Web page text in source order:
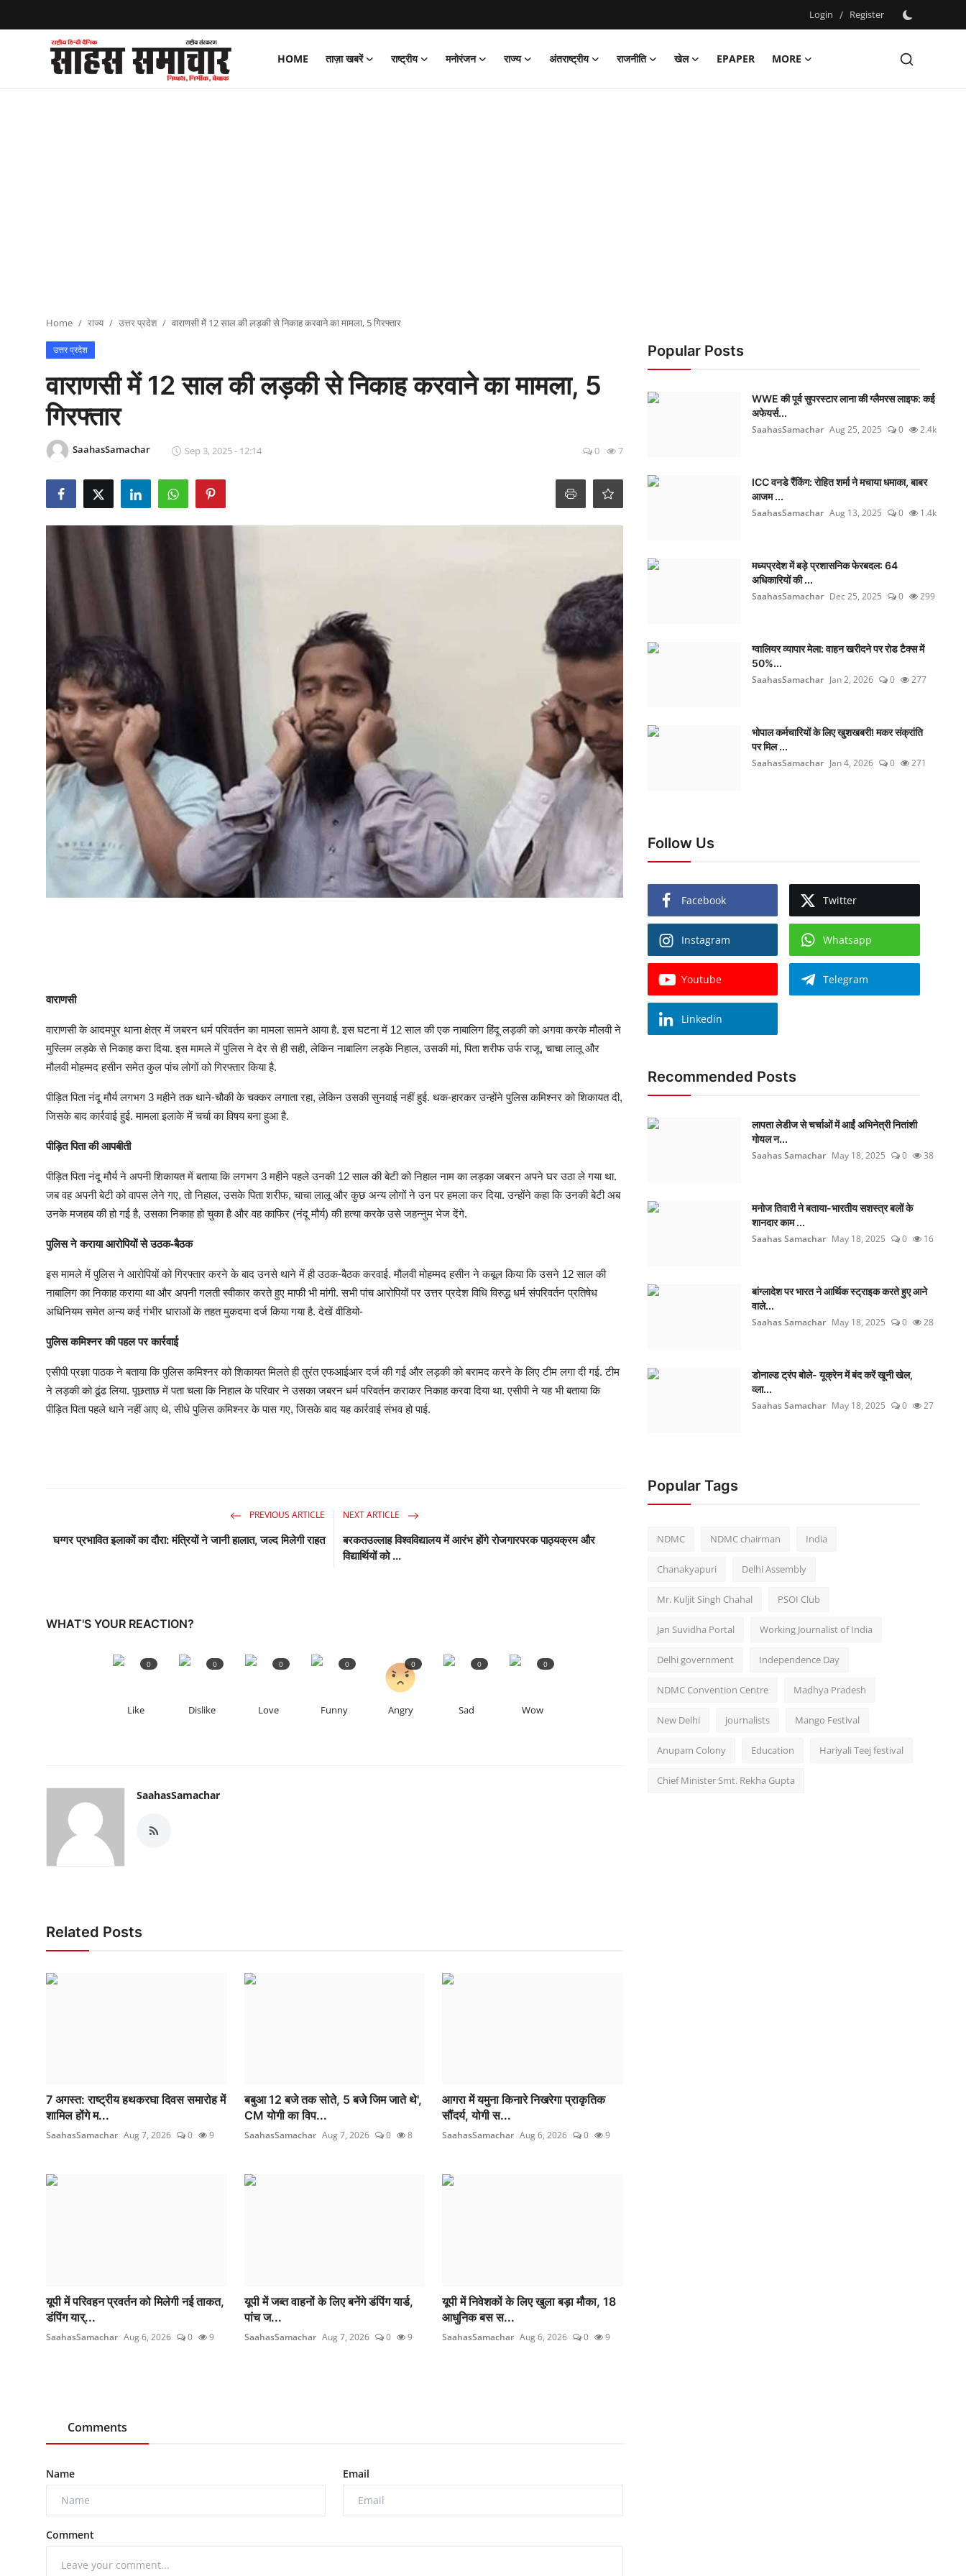
Login / Register
HOME ताज़ा खबरें राष्ट्रीय मनोरंजन राज्य अंतराष्ट्रीय राजनीति खेल EPAPER
MORE
Register
Epaper
Home राज्य उत्तर प्रदेश वाराणसी में 12 साल की लड़की से निकाह करवाने का मामला, 5 गिरफ्तार
उत्तर प्रदेश
वाराणसी में 12 साल की लड़की से निकाह करवाने का मामला, 5
गिरफ्तार
SaahasSamachar Sep 3, 2025 - 12:14 0 7
वाराणसी
वाराणसी के आदमपुर थाना क्षेत्र में जबरन धर्म परिवर्तन का मामला सामने आया है. इस घटना में 12 साल की एक नाबालिग हिंदू लड़की को अगवा करके मौलवी ने
मुस्लिम लड़के से निकाह करा दिया. इस मामले में पुलिस ने देर से ही सही, लेकिन नाबालिग लड़के निहाल, उसकी मां, पिता शरीफ उर्फ राजू, चाचा लालू और
मौलवी मोहम्मद हसीन समेत कुल पांच लोगों को गिरफ्तार किया है.
पीड़ित पिता नंदू मौर्य लगभग 3 महीने तक थाने-चौकी के चक्कर लगाता रहा, लेकिन उसकी सुनवाई नहीं हुई. थक-हारकर उन्होंने पुलिस कमिश्नर को शिकायत दी,
जिसके बाद कार्रवाई हुई. मामला इलाके में चर्चा का विषय बना हुआ है.
पीड़ित पिता की आपबीती
पीड़ित पिता नंदू मौर्य ने अपनी शिकायत में बताया कि लगभग 3 महीने पहले उनकी 12 साल की बेटी को निहाल नाम का लड़का जबरन अपने घर उठा ले गया था.
जब वह अपनी बेटी को वापस लेने गए, तो निहाल, उसके पिता शरीफ, चाचा लालू और कुछ अन्य लोगों ने उन पर हमला कर दिया. उन्होंने कहा कि उनकी बेटी अब
उनके मजहब की हो गई है, उसका निकाह हो चुका है और वह काफिर (नंदू मौर्य) की हत्या करके उसे जहन्नुम भेज देंगे.
पुलिस ने कराया आरोपियों से उठक-बैठक
इस मामले में पुलिस ने आरोपियों को गिरफ्तार करने के बाद उनसे थाने में ही उठक-बैठक करवाई. मौलवी मोहम्मद हसीन ने कबूल किया कि उसने 12 साल की
नाबालिग का निकाह कराया था और अपनी गलती स्वीकार करते हुए माफी भी मांगी. सभी पांच आरोपियों पर उत्तर प्रदेश विधि विरुद्ध धर्म संपरिवर्तन प्रतिषेध
अधिनियम समेत अन्य कई गंभीर धाराओं के तहत मुकदमा दर्ज किया गया है. देखें वीडियो-
पुलिस कमिश्नर की पहल पर कार्रवाई
एसीपी प्रज्ञा पाठक ने बताया कि पुलिस कमिश्नर को शिकायत मिलते ही तुरंत एफआईआर दर्ज की गई और लड़की को बरामद करने के लिए टीम लगा दी गई. टीम
ने लड़की को ढूंढ लिया. पूछताछ में पता चला कि निहाल के परिवार ने उसका जबरन धर्म परिवर्तन कराकर निकाह करवा दिया था. एसीपी ने यह भी बताया कि
पीड़ित पिता पहले थाने नहीं आए थे, सीधे पुलिस कमिश्नर के पास गए, जिसके बाद यह कार्रवाई संभव हो पाई.
PREVIOUS ARTICLE
घग्गर प्रभावित इलाकों का दौरा: मंत्रियों ने जानी हालात, जल्द मिलेगी राहत
NEXT ARTICLE
बरकतउल्लाह विश्वविद्यालय में आरंभ होंगे रोजगारपरक पाठ्यक्रम और
विद्यार्थियों को ...
WHAT'S YOUR REACTION?
Like
0
Dislike
0
Love
0
Funny
0
Angry
0
Sad
0
Wow
0
SaahasSamachar
Related Posts
7 अगस्त: राष्ट्रीय हथकरघा दिवस समारोह में
शामिल होंगे म...
SaahasSamachar Aug 7, 2026 0 9
बबुआ 12 बजे तक सोते, 5 बजे जिम जाते थे',
CM योगी का विप...
SaahasSamachar Aug 7, 2026 0 8
आगरा में यमुना किनारे निखरेगा प्राकृतिक
सौंदर्य, योगी स...
SaahasSamachar Aug 6, 2026 0 9
यूपी में परिवहन प्रवर्तन को मिलेगी नई ताकत,
डंपिंग यार्...
SaahasSamachar Aug 6, 2026 0 9
यूपी में जब्त वाहनों के लिए बनेंगे डंपिंग यार्ड,
पांच ज...
SaahasSamachar Aug 7, 2026 0 9
यूपी में निवेशकों के लिए खुला बड़ा मौका, 18
आधुनिक बस स...
SaahasSamachar Aug 6, 2026 0 9
Comments
Name Email
Comment
Popular Posts
WWE की पूर्व सुपरस्टार लाना की ग्लैमरस लाइफ: कई
अफेयर्स...
SaahasSamachar Aug 25, 2025 0 2.4k
ICC वनडे रैंकिंग: रोहित शर्मा ने मचाया धमाका, बाबर
आजम ...
SaahasSamachar Aug 13, 2025 0 1.4k
मध्यप्रदेश में बड़े प्रशासनिक फेरबदल: 64
अधिकारियों की ...
SaahasSamachar Dec 25, 2025 0 299
ग्वालियर व्यापार मेला: वाहन खरीदने पर रोड टैक्स में
50%...
SaahasSamachar Jan 2, 2026 0 277
भोपाल कर्मचारियों के लिए खुशखबरी! मकर संक्रांति
पर मिल ...
SaahasSamachar Jan 4, 2026 0 271
Follow Us
Facebook Twitter
Instagram Whatsapp
Youtube Telegram
Linkedin
Recommended Posts
लापता लेडीज से चर्चाओं में आईं अभिनेत्री नितांशी
गोयल न...
Saahas Samachar May 18, 2025 0 38
मनोज तिवारी ने बताया-भारतीय सशस्त्र बलों के
शानदार काम ...
Saahas Samachar May 18, 2025 0 16
बांग्लादेश पर भारत ने आर्थिक स्ट्राइक करते हुए आने
वाले...
Saahas Samachar May 18, 2025 0 28
डोनाल्ड ट्रंप बोले- यूक्रेन में बंद करें खूनी खेल,
व्ला...
Saahas Samachar May 18, 2025 0 27
Popular Tags
NDMC NDMC chairman India
Chanakyapuri Delhi Assembly
Mr. Kuljit Singh Chahal PSOI Club
Jan Suvidha Portal Working Journalist of India
Delhi government Independence Day
NDMC Convention Centre Madhya Pradesh
New Delhi journalists Mango Festival
Anupam Colony Education Hariyali Teej festival
Chief Minister Smt. Rekha Gupta